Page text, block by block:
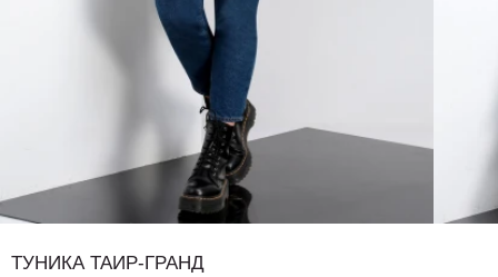
ТУНИКА ТАИР-ГРАНД